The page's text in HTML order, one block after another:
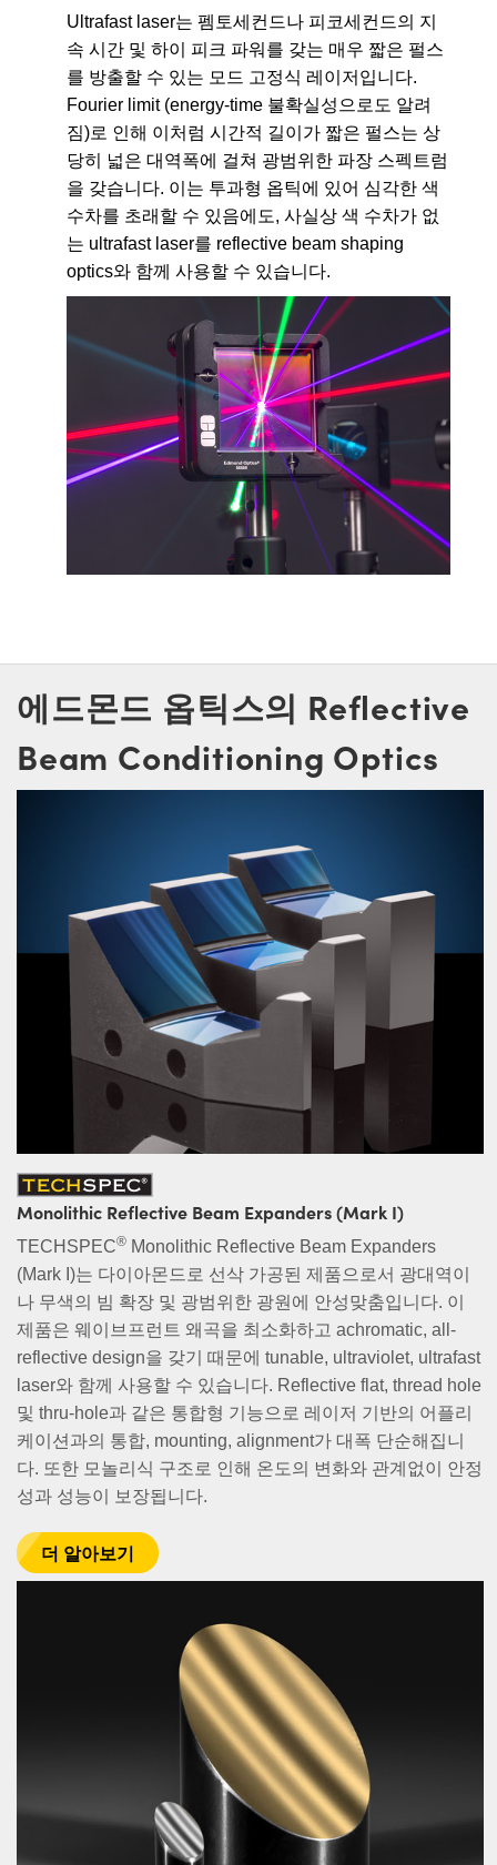
Ultrafast laser는 펨토세컨드나 피코세컨드의 지
속 시간 및 하이 피크 파워를 갖는 매우 짧은 펄스
를 방출할 수 있는 모드 고정식 레이저입니다.
Fourier limit (energy-time 불확실성으로도 알려
짐)로 인해 이처럼 시간적 길이가 짧은 펄스는 상
당히 넓은 대역폭에 걸쳐 광범위한 파장 스펙트럼
을 갖습니다. 이는 투과형 옵틱에 있어 심각한 색
수차를 초래할 수 있음에도, 사실상 색 수차가 없
는 ultrafast laser를 reflective beam shaping
optics와 함께 사용할 수 있습니다.
에드몬드 옵틱스의 Reflective
Beam Conditioning Optics
Monolithic Reflective Beam Expanders (Mark I)
TECHSPEC® Monolithic Reflective Beam Expanders
(Mark I)는 다이아몬드로 선삭 가공된 제품으로서 광대역이
나 무색의 빔 확장 및 광범위한 광원에 안성맞춤입니다. 이
제품은 웨이브프런트 왜곡을 최소화하고 achromatic, all-
reflective design을 갖기 때문에 tunable, ultraviolet, ultrafast
laser와 함께 사용할 수 있습니다. Reflective flat, thread hole
및 thru-hole과 같은 통합형 기능으로 레이저 기반의 어플리
케이션과의 통합, mounting, alignment가 대폭 단순해집니
다. 또한 모놀리식 구조로 인해 온도의 변화와 관계없이 안정
성과 성능이 보장됩니다.
더 알아보기